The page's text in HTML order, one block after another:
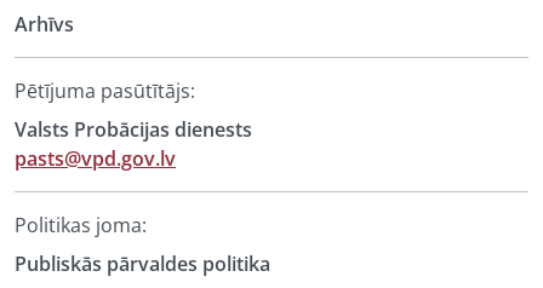
Arhīvs
Pētījuma pasūtītājs:
Valsts Probācijas dienests
pasts@vpd.gov.lv
Politikas joma:
Publiskās pārvaldes politika